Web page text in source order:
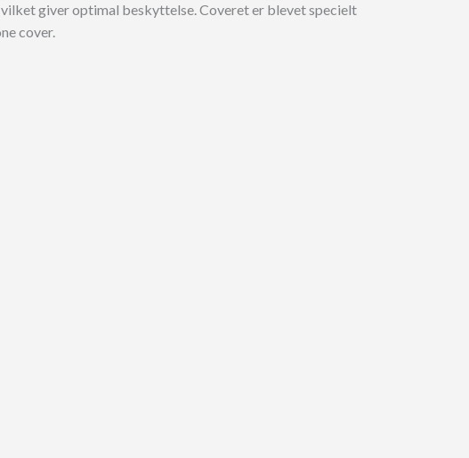
giver optimal beskyttelse. Coveret er blevet specielt
cover.